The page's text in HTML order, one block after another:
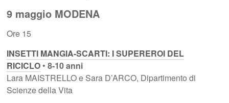
9 maggio MODENA
Ore 15
INSETTI MANGIA-SCARTI: I SUPEREROI DEL
RICICLO •8-10 anni
Lara MAISTRELLO e Sara D’ARCO, Dipartimento di
Scienze della Vita